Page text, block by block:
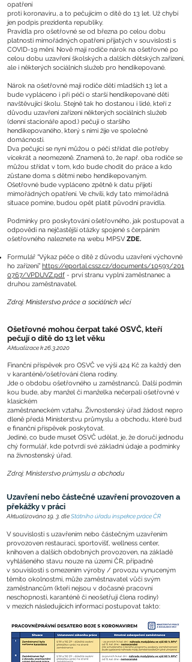
opatření
proti koronaviru, a to pečujícím o dítě do 13 let. Už chybí
jen podpis prezidenta republiky.
Pravidla pro ošetřovné se od března po celou dobu
platnosti mimořádných opatření přijatých v souvislosti s
COVID-19 mění. Nově mají rodiče nárok na ošetřovné po
celou dobu uzavření školských a dalších dětských zařízení,
ale i některých sociálních služeb pro hendikepované.
Nárok na ošetřovné mají rodiče dětí mladších 13 let a
bude vypláceno i při péči o starší hendikepované děti
navštěvující školu. Stejně tak ho dostanou i lidé, kteří z
důvodu uzavření zařízení některých sociálních služeb
(denní stacionáře apod.) pečují o staršího
hendikepovaného, který s nimi žije ve společné
domácnosti.
Dva pečující se nyní můžou o péči střídat dle potřeby
vícekrát a neomezeně. Znamená to, že např. oba rodiče se
můžou střídat v tom, kdo bude chodit do práce a kdo
zůstane doma s dětmi nebo hendikepovaným.
Ošetřovné bude vypláceno zpětně k datu přijetí
mimořádných opatření. Ve chvíli, kdy tato mimořádná
situace pomine, budou opět platit původní pravidla.
Podmínky pro poskytování ošetřovného, jak postupovat a
odpovědi na nejčastější otázky spojené s čerpáním
ošetřovného naleznete na webu MPSVZDE.
Formulář “Výkaz péče o dítě z důvodu uzavření výchovné
ho zařízení” https://eportal.cssz.cz/documents/10593/201
0767/VPDUVZ.pdf - prví stranu vyplní zaměstnanec a
druhou zaměstnavatel.
Zdroj: Ministerstvo práce a sociálních věcí
Ošetřovné mohou čerpat také OSVČ, kteří
pečují o dítě do 13 let věku
Aktualizace k26.3.2020
Finanční příspěvek pro OSVČ ve výši 424 Kč za každý den
v karanténě/ošetřování člena rodiny.
Jde o obdobu ošetřovného u zaměstnanců. Další podmín
kou bude, aby manžel či manželka nečerpali ošetřovné v
klasickém
zaměstnaneckém vztahu. Živnostenský úřad žádost nepro
dleně předá Ministerstvu průmyslu a obchodu, které bud
e finanční příspěvek poskytovat.
Jediné, co bude muset OSVČ udělat, je, že doručí jednodu
chý formulář, kde potvrdí své základní údaje a podmínky
na živnostenský úřad.
Zdroj: Ministerstvo průmyslu a obchodu
Uzavření nebo částečné uzavření provozoven a
překážky v práci
Aktualizováno 19. 3. dleStátního úřadu inspekce práce ČR
V souvislosti s uzavřením nebo částečným uzavřením
provozoven restaurací, sportovišť, wellness center,
knihoven a dalších obdobných provozoven, na základě
vyhlášeného stavu nouze na území ČR, případně
v souvislosti s omezením výroby / provozu vynuceným
těmito okolnostmi, může zaměstnavatel vůči svým
zaměstnancům (kteří nejsou v dočasné pracovní
neschopnosti, karanténě či neošetřují člena rodiny)
v mezích následujících informací postupovat takto: